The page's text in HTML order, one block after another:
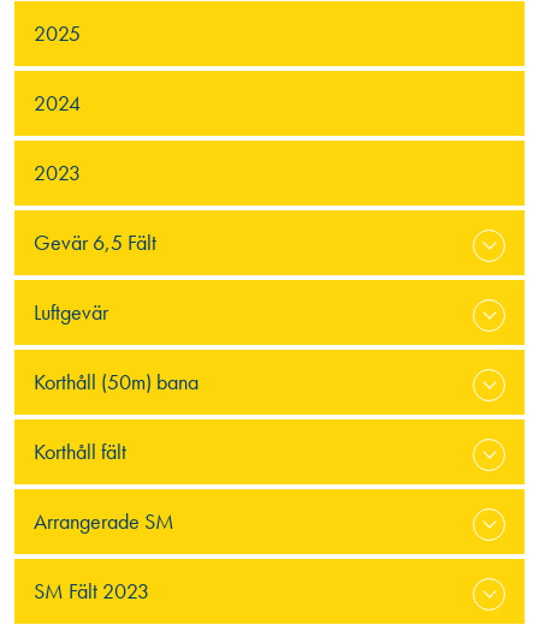
2025
2024
2023
Gevär 6,5 Fält
Luftgevär
Korthåll (50m) bana
Korthåll fält
Arrangerade SM
SM Fält 2023